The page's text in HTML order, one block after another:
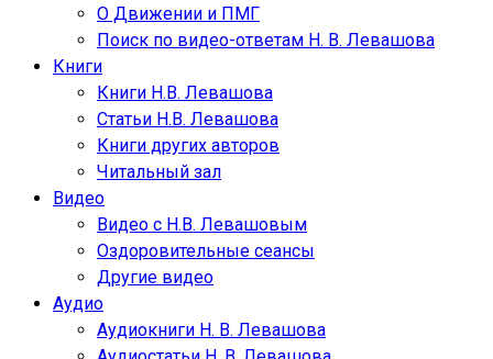
О Движении и ПМГ
Поиск по видео-ответам Н. В. Левашова
Книги
Книги Н.В. Левашова
Статьи Н.В. Левашова
Книги других авторов
Читальный зал
Видео
Видео с Н.В. Левашовым
Оздоровительные сеансы
Другие видео
Аудио
Аудиокниги Н. В. Левашова